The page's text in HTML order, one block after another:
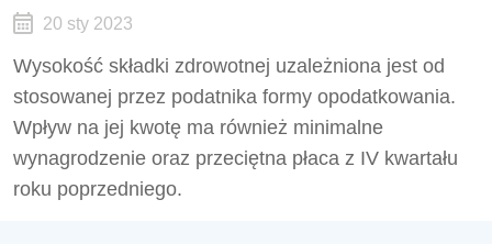
20 sty 2023
Wysokość składki zdrowotnej uzależniona jest od
stosowanej przez podatnika formy opodatkowania.
Wpływ na jej kwotę ma również minimalne
wynagrodzenie oraz przeciętna płaca z IV kwartału
roku poprzedniego.